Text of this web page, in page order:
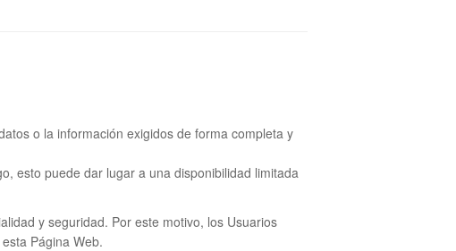
o la información exigidos de forma completa y
esto puede dar lugar a una disponibilidad limitada
y seguridad. Por este motivo, los Usuarios
Página Web.